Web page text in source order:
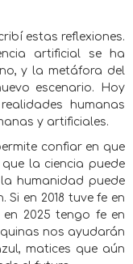
estas reflexiones.
artificial se ha
y la metáfora del
escenario. Hoy
humanas
y artificiales.
confiar en que
la ciencia puede
humanidad puede
en 2018 tuve fe en
2025 tengo fe en
nos ayudarán
matices que aún